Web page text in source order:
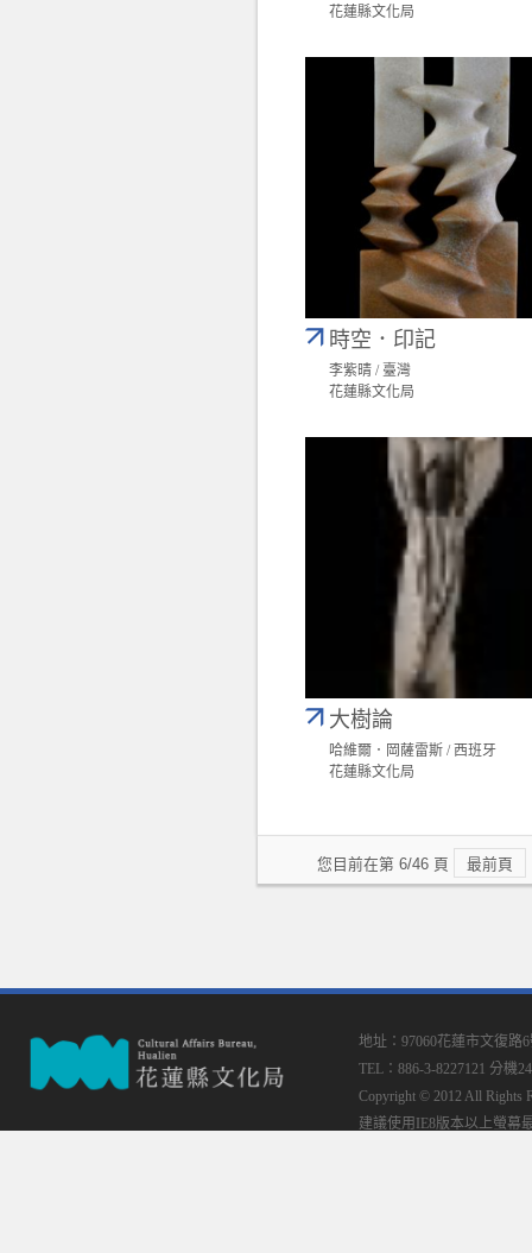
花蓮縣文化局
時空．印記
李紫晴 / 臺灣
花蓮縣文化局
大樹論
哈維爾．岡薩雷斯 / 西班牙
花蓮縣文化局
您目前在第 6/46 頁 最前頁
地址：97060花蓮市文復路
TEL：886-3-8227121 分機
Copyright © 2012 All Rights
建議使用IE8版本以上螢幕